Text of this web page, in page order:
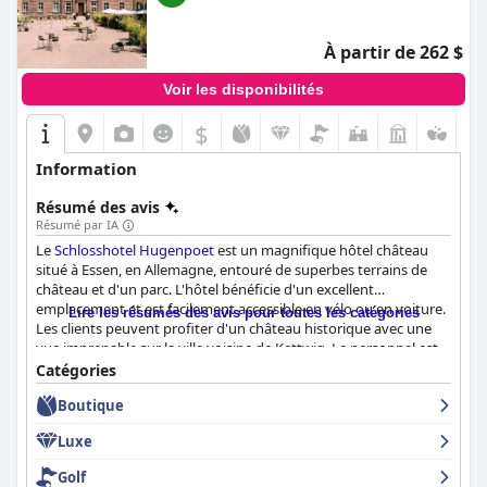
À partir de 262 $
Voir les disponibilités
$
Information
Résumé des avis
Résumé par IA
LeSchlosshotel Hugenpoetest un magnifique hôtel château
situé à Essen, en Allemagne, entouré de superbes terrains de
château et d'un parc. L'hôtel bénéficie d'un excellent
emplacement et est facilement accessible en vélo ou en voiture.
Les clients peuvent profiter d'un château historique avec une
vue imprenable sur la ville voisine de Kettwig. Le personnel est
loué pour sa gentillesse et son service exceptionnel. L'hôtel est
considéré comme une halte fantastique pour les cyclistes sur la
Ruhrradweg. Le petit-déjeuner au
décrivant comme excellent, parfait et fabuleux. Le restaurant,
1831, est également fortement recommandé pour sa qualité et
Lire les résumés des avis pour toutes les catégories
Catégories
Boutique
Luxe
Golf